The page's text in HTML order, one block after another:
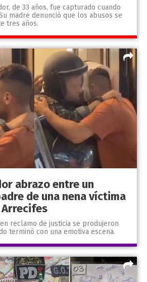
de 33 años, fue capturado cuando
madre denunció que los abusos se
tres años.
abrazo entre un
de una nena víctima
Arrecifes
reclamo de justicia se produjeron
terminó con una emotiva escena.